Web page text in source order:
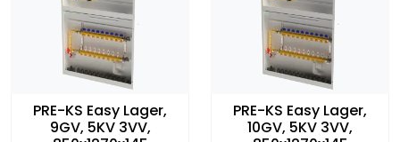
PRE-KS Easy Lager,
9GV, 5KV 3VV,
PRE-KS Easy Lager,
10GV, 5KV 3VV,
Utgått av sortiment
Kontakt oss
Retur/reklamasjon